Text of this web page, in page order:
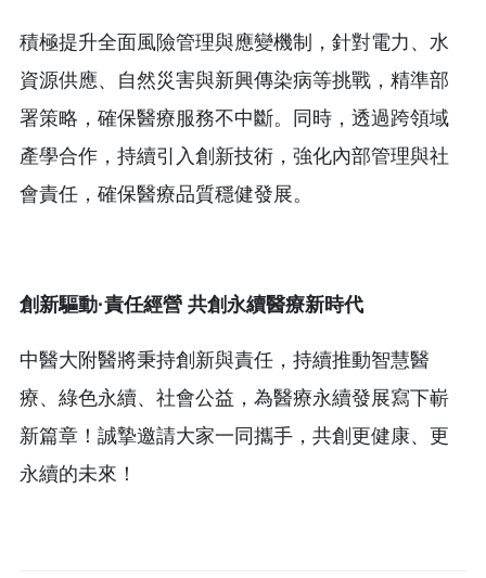
積極提升全面風險管理與應變機制，針對電力、水
資源供應、自然災害與新興傳染病等挑戰，精準部
署策略，確保醫療服務不中斷。同時，透過跨領域
產學合作，持續引入創新技術，強化內部管理與社
會責任，確保醫療品質穩健發展。
創新驅動·責任經營 共創永續醫療新時代
中醫大附醫將秉持創新與責任，持續推動智慧醫
療、綠色永續、社會公益，為醫療永續發展寫下嶄
新篇章！誠摯邀請大家一同攜手，共創更健康、更
永續的未來！